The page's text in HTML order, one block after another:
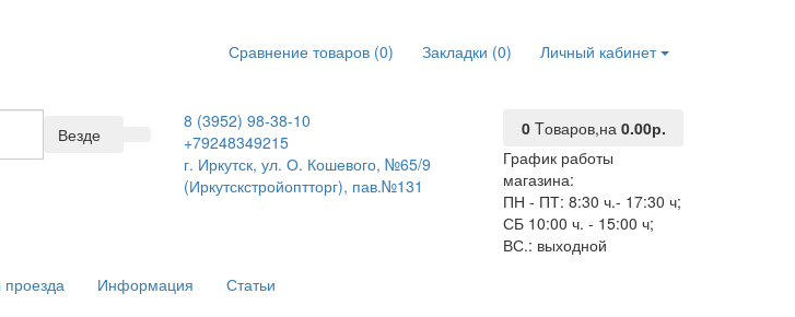
Личный кабинет
Закладки (0)
Сравнение товаров (0)
8 (3952) 98-38-10
+79248349215
г. Иркутск, ул. О. Кошевого, №65/9
(Иркутскстройоптторг), пав.№131
0 Tоваров,на 0.00р.
График работы
магазина:
ПН - ПТ: 8:30 ч.- 17:30 ч;
СБ 10:00 ч. - 15:00 ч;
ВС.: выходной
Везде
Информация Статьи